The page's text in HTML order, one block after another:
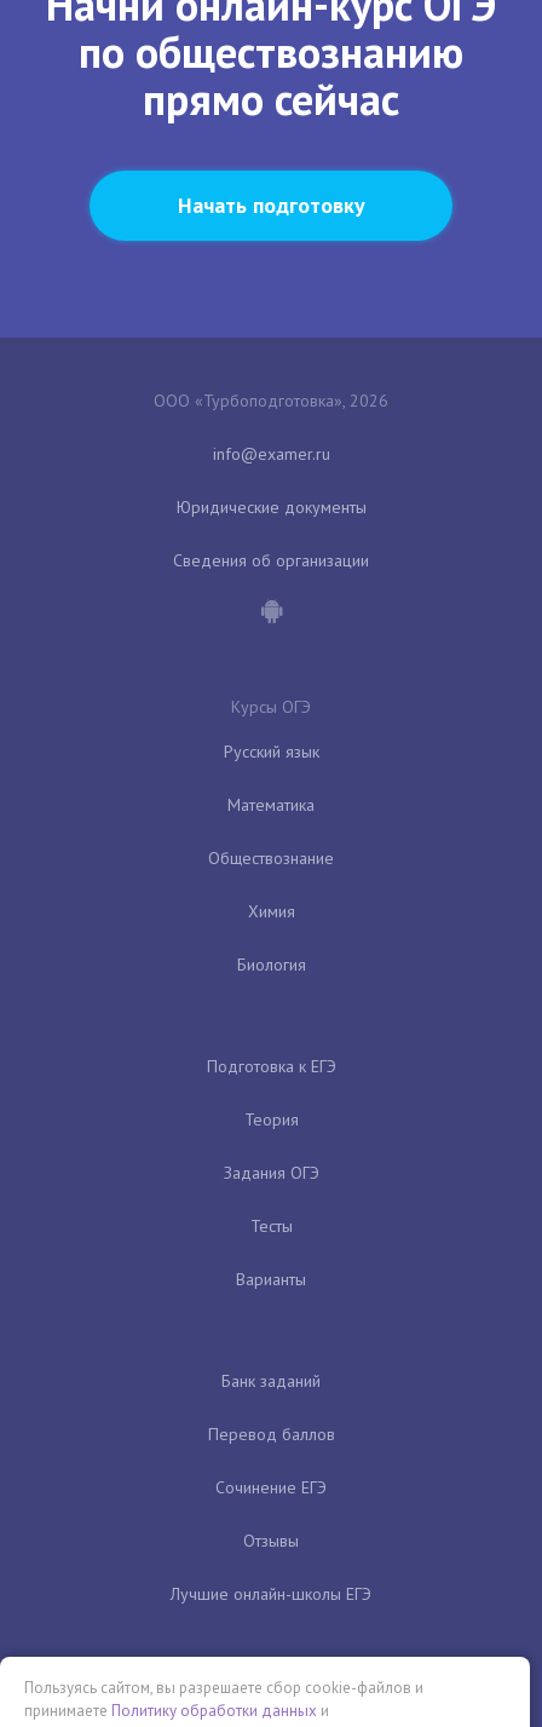
по обществознанию
прямо сейчас
Начать подготовку
ООО «Турбоподготовка», 2026
Юридические документы
Сведения об организации
Курсы ОГЭ
Русский язык
Математика
Обществознание
Химия
Биология
Подготовка к ЕГЭ
Теория
Задания ОГЭ
Тесты
Варианты
Банк заданий
Перевод баллов
Сочинение ЕГЭ
Отзывы
Лучшие онлайн-школы ЕГЭ
Пользуясь сайтом, вы разрешаете сбор cookie-файлов и
принимаете Политику обработки данных и